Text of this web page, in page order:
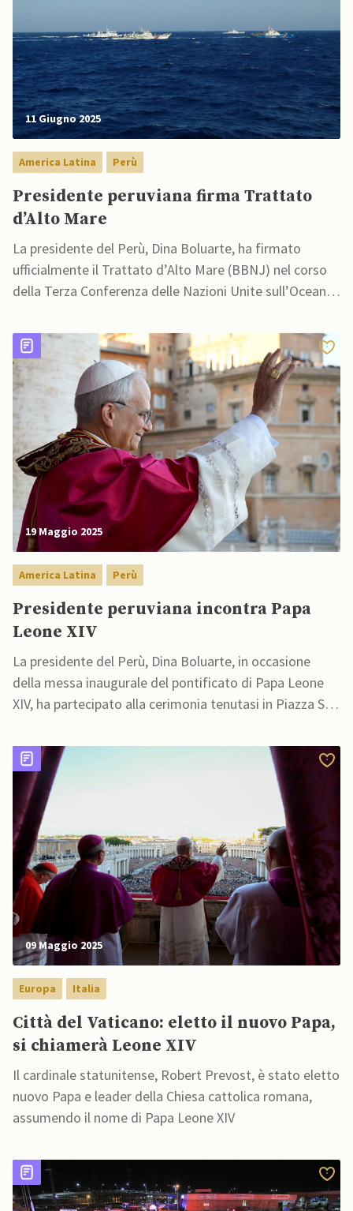
11 Giugno 2025
America Latina Perù
Presidente peruviana firma Trattato
d’Alto Mare
La presidente del Perù, Dina Boluarte, ha firmato
ufficialmente il Trattato d’Alto Mare (BBNJ) nel corso
della Terza Conferenza delle Nazioni Unite sull’Oceano,
19 Maggio 2025
America Latina Perù
Presidente peruviana incontra Papa
Leone XIV
La presidente del Perù, Dina Boluarte, in occasione
della messa inaugurale del pontificato di Papa Leone
XIV, ha partecipato alla cerimonia tenutasi in Piazza San
09 Maggio 2025
Europa Italia
Città del Vaticano: eletto il nuovo Papa,
si chiamerà Leone XIV
Il cardinale statunitense, Robert Prevost, è stato eletto
nuovo Papa e leader della Chiesa cattolica romana,
assumendo il nome di Papa Leone XIV